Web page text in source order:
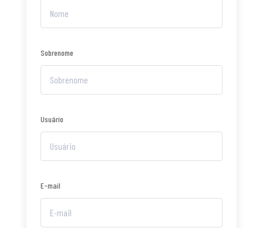
Sobrenome
Usuário
E-mail